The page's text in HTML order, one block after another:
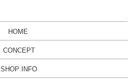
HOME
CONCEPT
SHOP INFO